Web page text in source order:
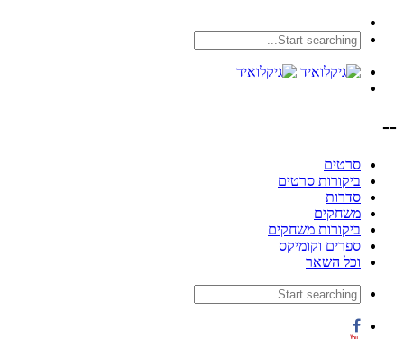
--
סרטים
ביקורות סרטים
סדרות
משחקים
ביקורות משחקים
ספרים וקומיקס
וכל השאר